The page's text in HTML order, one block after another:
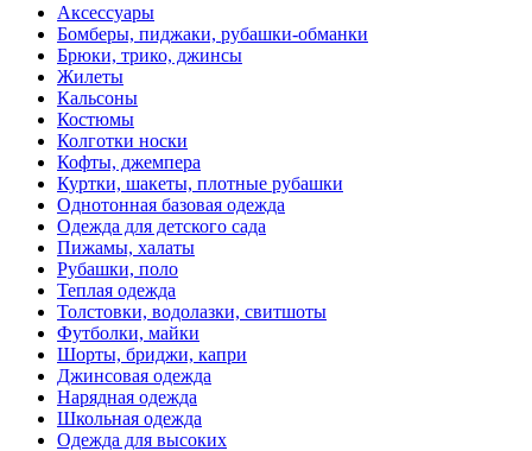
Аксессуары
Бомберы, пиджаки, рубашки-обманки
Брюки, трико, джинсы
Жилеты
Кальсоны
Костюмы
Колготки носки
Кофты, джемпера
Куртки, шакеты, плотные рубашки
Однотонная базовая одежда
Одежда для детского сада
Пижамы, халаты
Рубашки, поло
Теплая одежда
Толстовки, водолазки, свитшоты
Футболки, майки
Шорты, бриджи, капри
Джинсовая одежда
Нарядная одежда
Школьная одежда
Одежда для высоких